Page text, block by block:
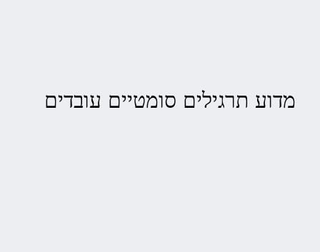
מדוע תרגילים סומטיים עובדים